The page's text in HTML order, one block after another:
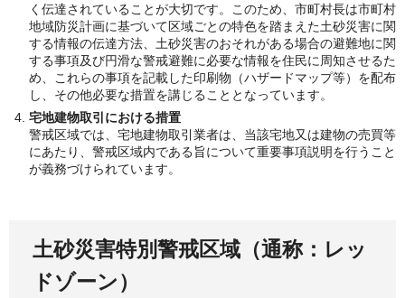
く伝達されていることが大切です。このため、市町村長は市町村
地域防災計画に基づいて区域ごとの特色を踏まえた土砂災害に関
する情報の伝達方法、土砂災害のおそれがある場合の避難地に関
する事項及び円滑な警戒避難に必要な情報を住民に周知させるた
め、これらの事項を記載した印刷物（ハザードマップ等）を配布
し、その他必要な措置を講じることとなっています。
宅地建物取引における措置
警戒区域では、宅地建物取引業者は、当該宅地又は建物の売買等
にあたり、警戒区域内である旨について重要事項説明を行うこと
が義務づけられています。
土砂災害特別警戒区域（通称：レッ
ドゾーン）